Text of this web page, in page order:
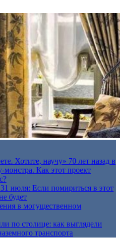
Хотите, научу» 70 лет назад в
Как этот проект
июля: Если помириться в этот
будет
в могущественном
по столице: как выглядели
транспорта